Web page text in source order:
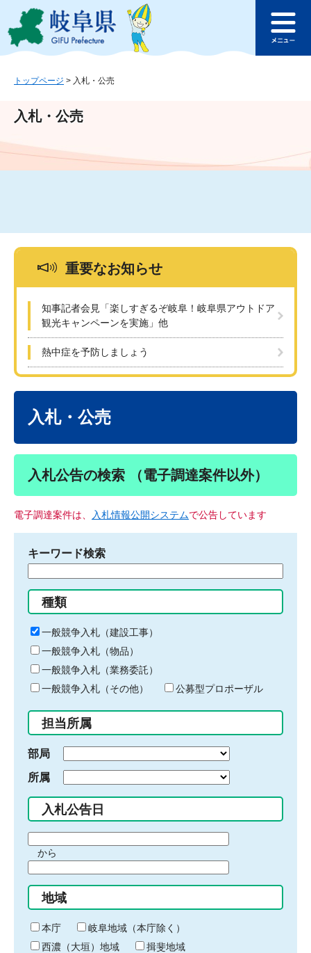
ジ
ュ
文
このページの本文へ
ュ
トップページ > 入札・公売
入札・公売
重要なお知らせ
知事記者会見「楽しすぎるぞ岐阜！岐阜県アウトドア
観光キャンペーンを実施」他
熱中症を予防しましょう
入札・公売
入札公告の検索 （電子調達案件以外）
電子調達案件は、 入札情報公開システムで公告しています
キーワード検索
る
キ
ー
ワ
ー
ド
入
力
種類
一般競争入札（建設工事）
一般競争入札（物品）
一般競争入札（業務委託）
一般競争入札（その他）
公募型プロポーザル
担当所属
部局
所属
入札公告日
間
始
り
から
間
終
わ
り
地域
本庁
岐阜地域（本庁除く）
西濃（大垣）地域
揖斐地域